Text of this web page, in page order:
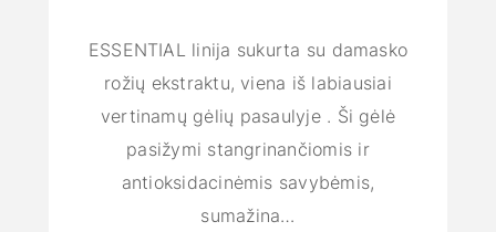
ESSENTIAL linija sukurta su damasko
rožių ekstraktu, viena iš labiausiai
vertinamų gėlių pasaulyje . Ši gėlė
pasižymi stangrinančiomis ir
antioksidacinėmis savybėmis,
sumažina…